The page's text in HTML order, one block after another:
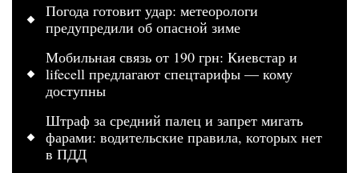
Погода готовит удар: метеорологи
предупредили об опасной зиме
Мобильная связь от 190 грн: Киевстар и
lifecell предлагают спецтарифы — кому
доступны
Штраф за средний палец и запрет мигать
фарами: водительские правила, которых нет
в ПДД